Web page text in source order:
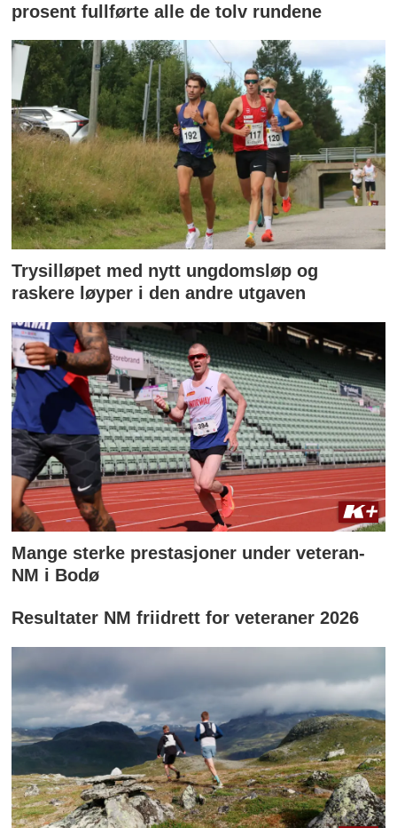
prosent fullførte alle de tolv rundene
Trysilløpet med nytt ungdomsløp og
raskere løyper i den andre utgaven
Mange sterke prestasjoner under veteran-
NM i Bodø
Resultater NM friidrett for veteraner 2026